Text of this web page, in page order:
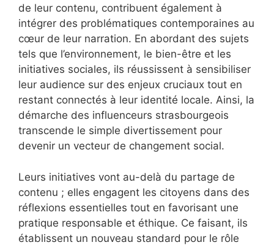
de leur contenu, contribuent également à
intégrer des problématiques contemporaines au
cœur de leur narration. En abordant des sujets
tels que l’environnement, le bien-être et les
initiatives sociales, ils réussissent à sensibiliser
leur audience sur des enjeux cruciaux tout en
restant connectés à leur identité locale. Ainsi, la
démarche des influenceurs strasbourgeois
transcende le simple divertissement pour
devenir un vecteur de changement social.
Leurs initiatives vont au-delà du partage de
contenu ; elles engagent les citoyens dans des
réflexions essentielles tout en favorisant une
pratique responsable et éthique. Ce faisant, ils
établissent un nouveau standard pour le rôle